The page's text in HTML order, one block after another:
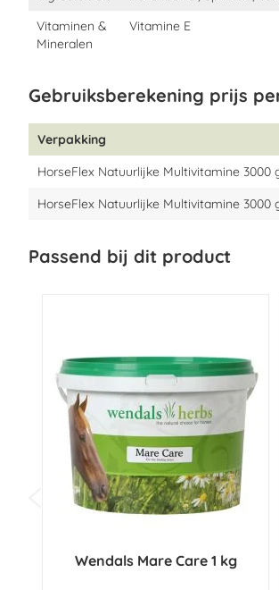
Vitaminen &
Mineralen
Vitamine E
Gebruiksberekening prijs
Verpakking
HorseFlex Natuurlijke Multivitamine 3000
HorseFlex Natuurlijke Multivitamine 3000
Passend bij dit product
Wendals Mare Care 1 kg